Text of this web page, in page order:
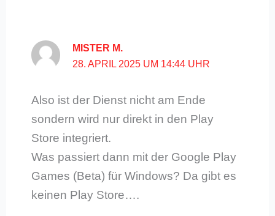
MISTER M.
28. APRIL 2025 UM 14:44 UHR
Also ist der Dienst nicht am Ende
sondern wird nur direkt in den Play
Store integriert.
Was passiert dann mit der Google Play
Games (Beta) für Windows? Da gibt es
keinen Play Store….